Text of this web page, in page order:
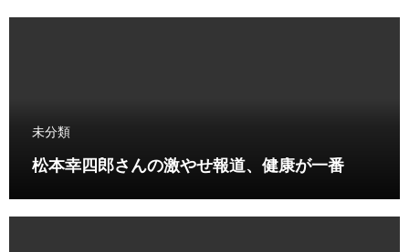
未分類
松本幸四郎さんの激やせ報道、健康が一番